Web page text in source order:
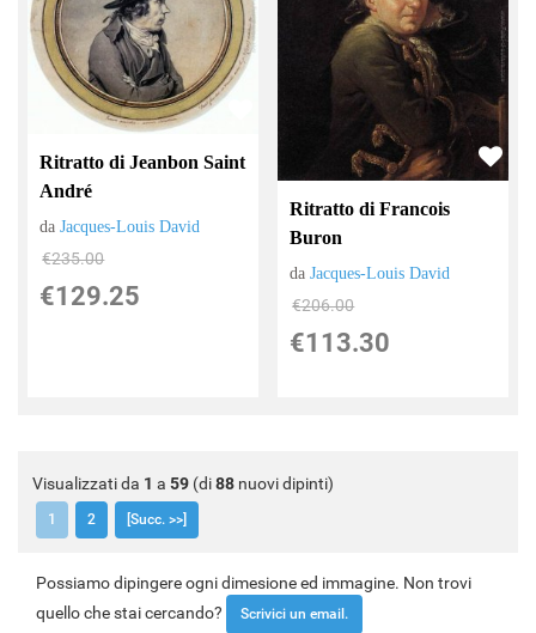
Ritratto di Jeanbon Saint
André
daJacques-Louis David
€235.00
€129.25
Ritratto di Francois
Buron
daJacques-Louis David
€206.00
€113.30
Visualizzati da 1 a 59 (di88 nuovi dipinti)
1 2 [Succ. >>]
Possiamo dipingere ogni dimesione ed immagine. Non trovi
quello che stai cercando?
Scrivici un email.